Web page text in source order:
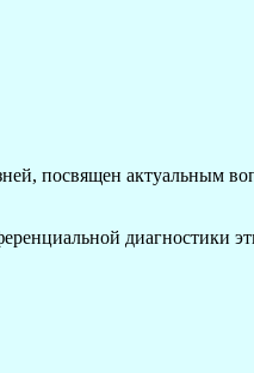
посвящен актуальным
диагностики